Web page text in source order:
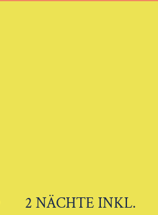
2 NÄCHTE INKL.